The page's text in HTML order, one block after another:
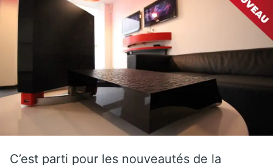
C’est parti pour les nouveautés de la